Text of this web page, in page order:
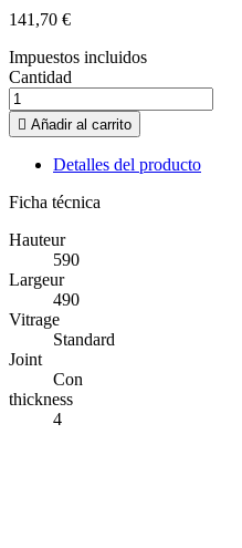
141,70 €
Impuestos incluidos
Cantidad
 Añadir al carrito
Detalles del producto
Ficha técnica
Hauteur
590
Largeur
490
Vitrage
Standard
Joint
Con
thickness
4